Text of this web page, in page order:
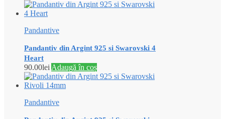
Pandantive
Pandantiv din Argint 925 si Swarovski 4
Heart
90.00lei Adaugă în coș
Pandantive